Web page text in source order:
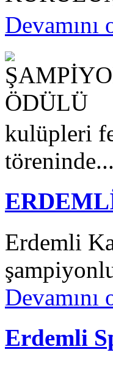
Devamını
kulüpleri
töreninde...
Erdemli
Devamını
Erdemli